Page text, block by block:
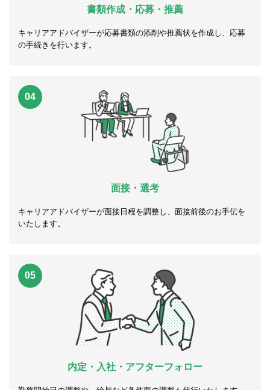
書類作成・応募・推薦
キャリアアドバイザーが応募書類の添削や推薦状を作成し、応募
の手続きを行います。
04
面接・選考
キャリアアドバイザーが面接日程を調整し、面接前後のお手伝を
いたします。
05
内定・入社・アフターフォロー